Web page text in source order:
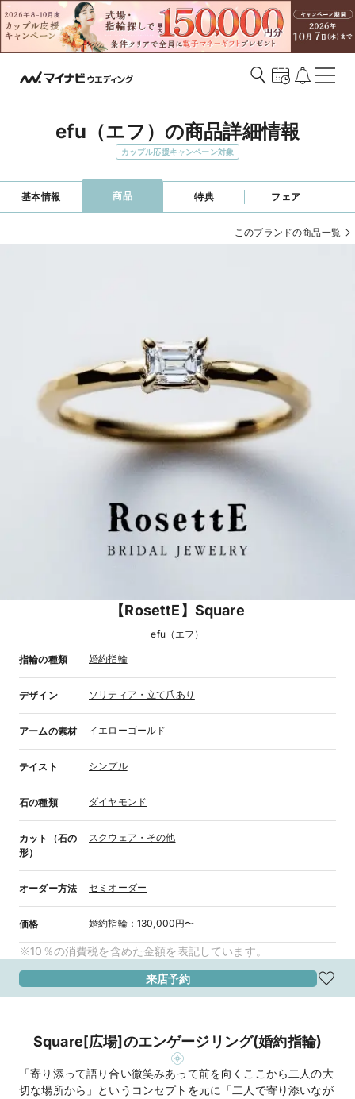
efu（エフ）の商品詳細情報
カップル応援キャンペーン対象
基本情報 商品 特典 フェア
このブランドの商品一覧
【RosettE】Square
efu（エフ）
指輪の種類 婚約指輪
デザイン ソリティア・立て爪あり
アームの素材 イエローゴールド
テイスト シンプル
石の種類 ダイヤモンド
カット（石の
形）
スクウェア・その他
オーダー方法 セミオーダー
価格 婚約指輪： 130,000円〜
※10％の消費税を含めた金額を表記しています。
来店予約
Square[広場]のエンゲージリング(婚約指輪)
「寄り添って語り合い微笑みあって前を向くここから二人の大
切な場所から」というコンセプトを元に「二人で寄り添いなが